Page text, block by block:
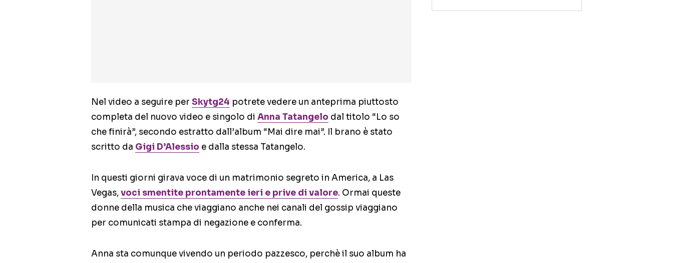
Nel video a seguire per Skytg24 potrete vedere un anteprima piuttosto
completa del nuovo video e singolo di Anna Tatangelo dal titolo “Lo so
che finirà”, secondo estratto dall’album “Mai dire mai”. Il brano è stato
scritto da Gigi D’Alessio e dalla stessa Tatangelo.
In questi giorni girava voce di un matrimonio segreto in America, a Las
Vegas,voci smentite prontamente ieri e prive di valore. Ormai queste
donne della musica che viaggiano anche nei canali del gossip viaggiano
per comunicati stampa di negazione e conferma.
Anna sta comunque vivendo un periodo pazzesco, perchè il suo album ha